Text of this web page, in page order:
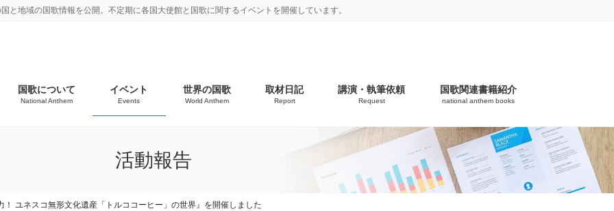
と地域の国歌情報を公開。不定期に各国大使館と国歌に関するイベントを開催しています。
国歌について
National Anthem
イベント
Events
世界の国歌
World Anthem
取材日記
Report
講演・執筆依頼
Request
国歌関連書籍紹介
national anthem books
活動報告
！ ユネスコ無形文化遺産「トルココーヒー」の世界』を開催しました